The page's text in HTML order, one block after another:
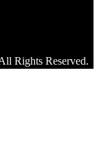
Rights Reserved.